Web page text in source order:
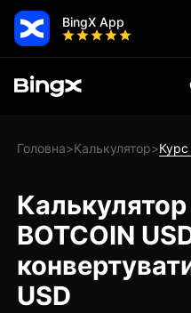
BingX App
Головна>Калькулятор>Курс
Калькулятор
BOTCOIN
USD